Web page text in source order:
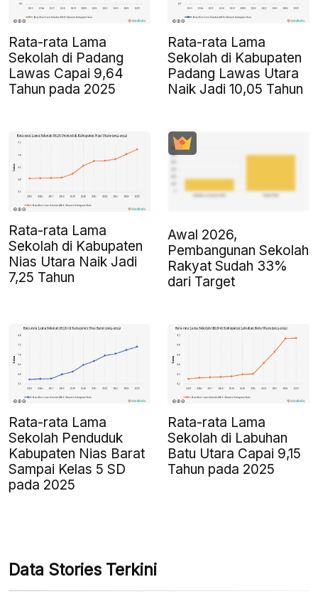
Rata-rata Lama
Sekolah di Padang
Lawas Capai 9,64
Tahun pada 2025
Rata-rata Lama
Sekolah di Kabupaten
Padang Lawas Utara
Naik Jadi 10,05 Tahun
Rata-rata Lama
Sekolah di Kabupaten
Nias Utara Naik Jadi
7,25 Tahun
Awal 2026,
Pembangunan Sekolah
Rakyat Sudah 33%
dari Target
Rata-rata Lama
Sekolah Penduduk
Kabupaten Nias Barat
Sampai Kelas 5 SD
pada 2025
Rata-rata Lama
Sekolah di Labuhan
Batu Utara Capai 9,15
Tahun pada 2025
Data Stories Terkini